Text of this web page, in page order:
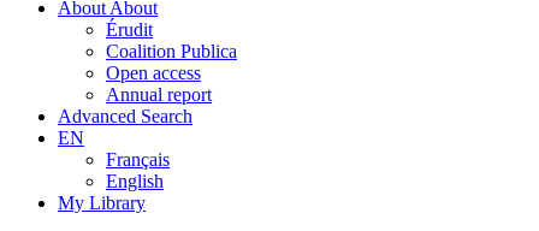
About About
Érudit
Coalition Publica
Open access
Annual report
Advanced Search
EN
Français
English
My Library